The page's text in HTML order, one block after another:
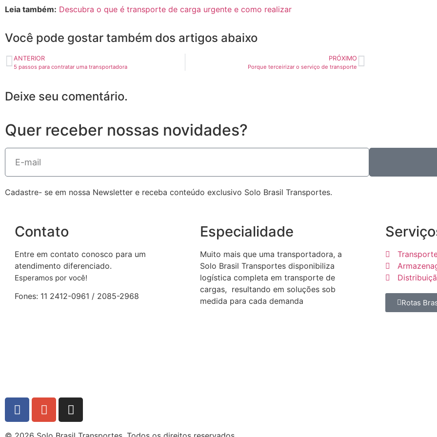
Leia também: Descubra o que é transporte de carga urgente e como realizar
Você pode gostar também dos artigos abaixo
ANTERIOR
5 passos para contratar uma transportadora
PRÓXIMO
Porque terceirizar o serviço de transporte
Deixe seu comentário.
Quer receber nossas novidades?
Cadastre- se em nossa Newsletter e receba conteúdo exclusivo Solo Brasil Transportes.
Contato
Entre em contato conosco para um
atendimento diferenciado.
Esperamos por você!
Fones: 11 2412-0961 / 2085-2968
Especialidade
Muito mais que uma transportadora, a
Solo Brasil Transportes disponibiliza
logística completa em transporte de
cargas, resultando em soluções sob
medida para cada demanda
Rotas